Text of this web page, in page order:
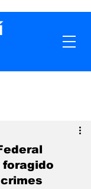
foragido